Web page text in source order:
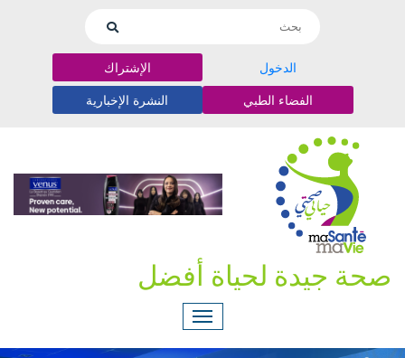
الدخول الإشتراك
الفضاء الطبي النشرة الإخبارية
صحة جيدة لحياة أفضل